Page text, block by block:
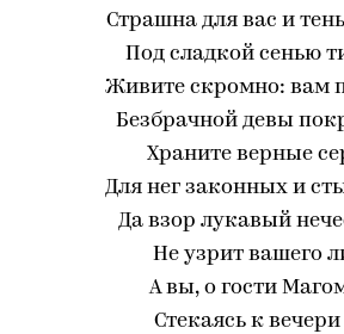
Страшна для вас и
Под сладкой сенью
Живите скромно: вам
Безбрачной девы
Храните верные
Для нег законных и
Да взор лукавый
Не узрит вашего
А вы, о гости
Стекаясь к вечери